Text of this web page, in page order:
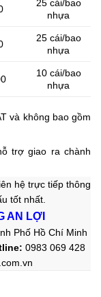
25 cái/bao
nhựa
25 cái/bao
nhựa
10 cái/bao
nhựa
và không bao gồm
trợ giao ra chành
hệ trực tiếp thông
tốt nhất.
AN LỢI
Phố Hồ Chí Minh
0983 069 428